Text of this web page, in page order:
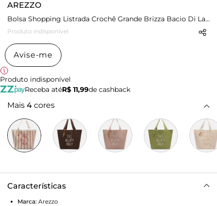
AREZZO
Bolsa Shopping Listrada Crochê Grande Brizza Bacio Di Latte
Produto indisponível
Avise-me
Produto indisponível
Receba atéR$ 11,99de cashback
Mais 4 cores
Características
Marca: Arezzo